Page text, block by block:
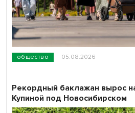
общество 05.08.2026
Рекордный баклажан вырос
Купиной под Новосибирском